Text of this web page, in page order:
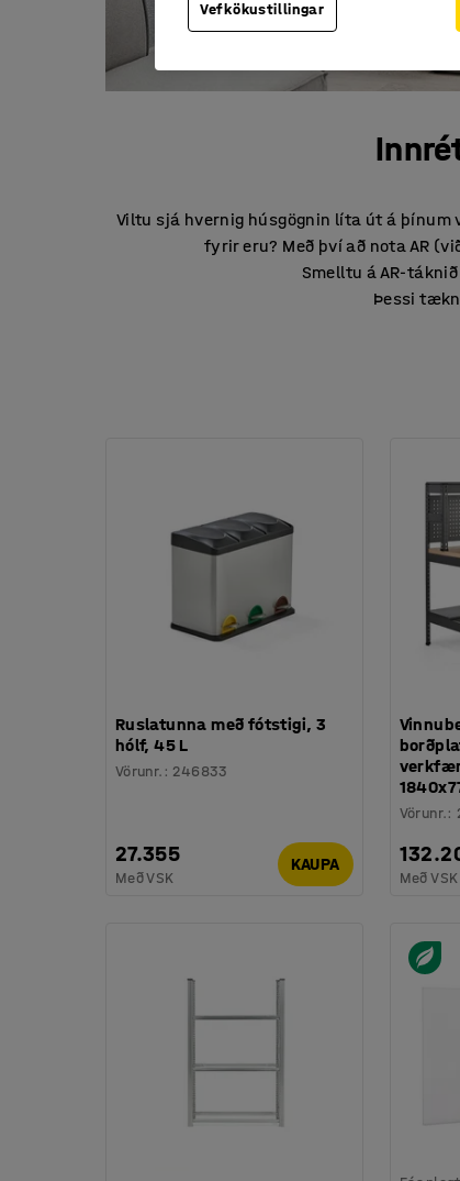
Viltu sjá hvernig húsgögnin líta út á
fyrir eru? Með því að nota AR
Smelltu á AR-
Þessi
Ruslatunna með fótstigi, 3
hólf, 45 L
Vörunr. : 246833
27.355
Með VSK
KAUPA
Vörunr.:
Með VSK
Vefkökustillingar